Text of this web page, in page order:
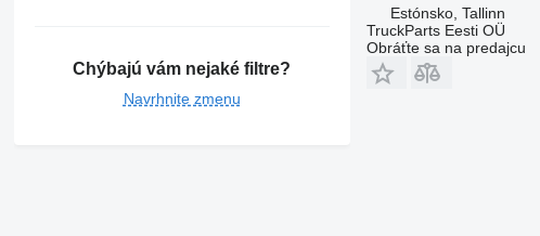
Chýbajú vám nejaké filtre?
Navrhnite zmenu
Estónsko, Tallinn
TruckParts Eesti OÜ
Obráťte sa na predajcu